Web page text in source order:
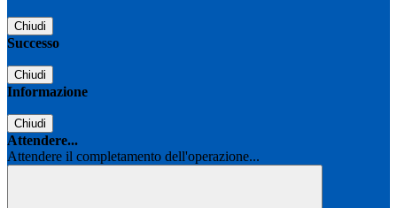
Chiudi
Successo
Chiudi
Informazione
Chiudi
Attendere...
Attendere il completamento dell'operazione...